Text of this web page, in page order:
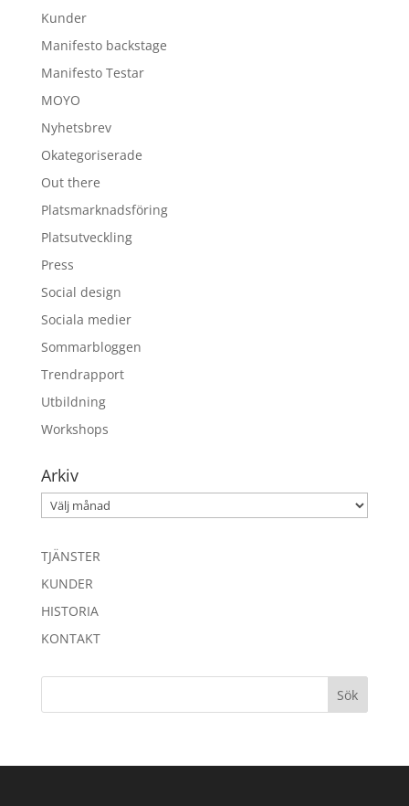
Kunder
Manifesto backstage
Manifesto Testar
MOYO
Nyhetsbrev
Okategoriserade
Out there
Platsmarknadsföring
Platsutveckling
Press
Social design
Sociala medier
Sommarbloggen
Trendrapport
Utbildning
Workshops
Arkiv
Arkiv
TJÄNSTER
KUNDER
HISTORIA
KONTAKT